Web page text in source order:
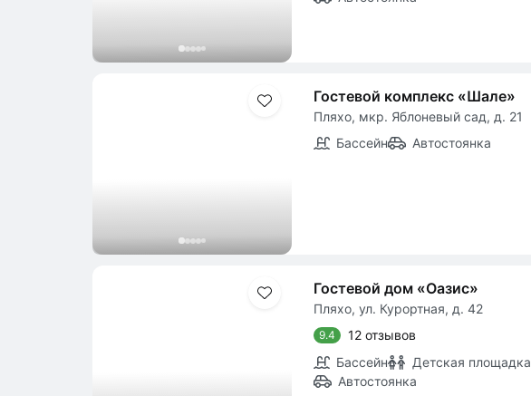
Гостевой комплекс «Шале»
Пляхо, мкр. Яблоневый сад, д. 21
Бассейн
Автостоянка
Гостевой дом «Оазис»
Пляхо, ул. Курортная, д. 42
9.4
12 отзывов
Бассейн
Детская площадка
Автостоянка